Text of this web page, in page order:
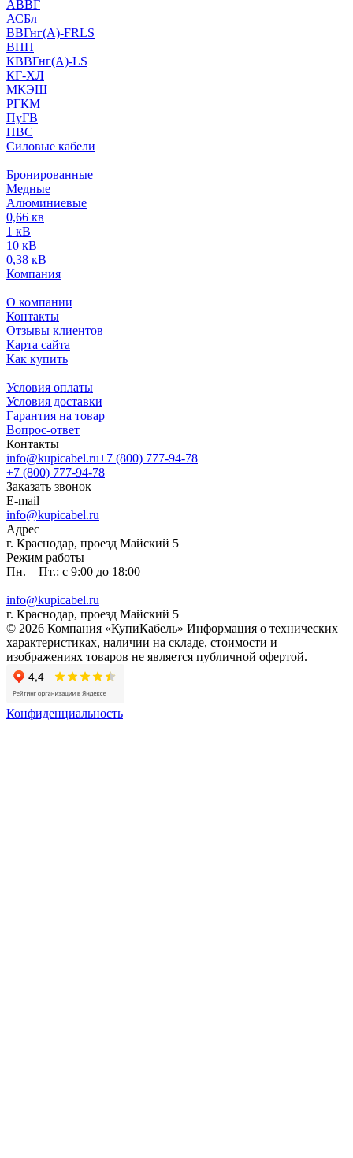
АВВГ
АСБл
ВВГнг(А)-FRLS
ВПП
КВВГнг(А)-LS
КГ-ХЛ
МКЭШ
РГКМ
ПуГВ
ПВС
Силовые кабели
Бронированные
Медные
Алюминиевые
0,66 кв
1 кВ
10 кВ
0,38 кВ
Компания
О компании
Контакты
Отзывы клиентов
Карта сайта
Как купить
Условия оплаты
Условия доставки
Гарантия на товар
Вопрос-ответ
Контакты
info@kupicabel.ru+7 (800) 777-94-78
+7 (800) 777-94-78
Заказать звонок
E-mail
info@kupicabel.ru
Адрес
г. Краснодар, проезд Майский 5
Режим работы
Пн. – Пт.: с 9:00 до 18:00
info@kupicabel.ru
г. Краснодар, проезд Майский 5
© 2026 Компания «КупиКабель» Информация о технических
характеристиках, наличии на складе, стоимости и
изображениях товаров не является публичной офертой.
Конфиденциальность